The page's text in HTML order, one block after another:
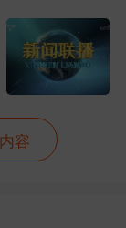
点，踩破
点以内。
，抢至红
容